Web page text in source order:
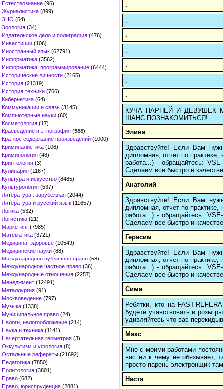
Естествознание (96)
Журналистика (899)
ЗНО (54)
Зоология (34)
Издательское дело и полиграфия (476)
Инвестиции (106)
Иностранный язык (62791)
Информатика (3562)
Информатика, программирование (6444)
Исторические личности (2165)
История (21319)
История техники (766)
Кибернетика (64)
Коммуникации и связь (3145)
Компьютерные науки (60)
Косметология (17)
Краеведение и этнография (588)
Краткое содержание произведений (1000)
Криминалистика (106)
Криминология (48)
Криптология (3)
Кулинария (1167)
Культура и искусство (8485)
Культурология (537)
Литература : зарубежная (2044)
Литература и русский язык (11657)
Логика (532)
Логистика (21)
Маркетинг (7985)
Математика (3721)
Медицина, здоровье (10549)
Медицинские науки (88)
Международное публичное право (58)
Международное частное право (36)
Международные отношения (2257)
Менеджмент (12491)
Металлургия (91)
Москвоведение (797)
Музыка (1338)
Муниципальное право (24)
Налоги, налогообложение (214)
Наука и техника (1141)
Начертательная геометрия (3)
Оккультизм и уфология (8)
Остальные рефераты (21692)
Педагогика (7850)
Политология (3801)
Право (682)
Право, юриспруденция (2881)
.
.
.
.
КУЧА ПАРНЕЙ И ДЕВУШЕК
ШАНС ПОЗНАКОМИТЬСЯ!
Элина
Здравствуйте! Если Вам
дипломная, отчет по
работа...) - обращайтесь:
Сделаем все быстро и
Анатолий
Здравствуйте! Если Вам
дипломная, отчет по
работа...) - обращайтесь:
Сделаем все быстро и
Герасим
Здравствуйте! Если Вам
дипломная, отчет по
работа...) - обращайтесь:
Сделаем все быстро и
Сима
Ребятки, кто на FAST-
будете учавствовать в
удивляйтесь что вас
Макс
Мне с моими работами
вас ни к чему не обязывает,
просто парень электронщик
Настя